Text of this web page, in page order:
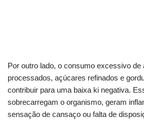
Por outro lado, o consumo excessivo de
processados, açúcares refinados e
contribuir para uma baixa ki negativa.
sobrecarregam o organismo, geram
sensação de cansaço ou falta de